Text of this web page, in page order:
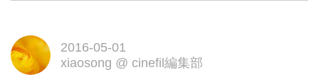
2016-05-01
xiaosong @ cinefil編集部